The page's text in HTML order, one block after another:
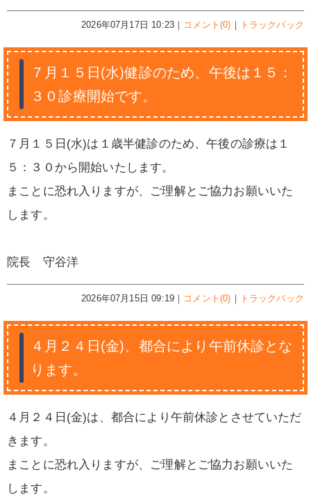
2026年07月17日 10:23｜ コメント(0) ｜ トラックバック
７月１５日(水)健診のため、午後は１５：
３０診療開始です。
７月１５日(水)は１歳半健診のため、午後の診療は１
５：３０から開始いたします。
まことに恐れ入りますが、ご理解とご協力お願いいた
します。
院長 守谷洋
2026年07月15日 09:19｜ コメント(0) ｜ トラックバック
４月２４日(金)、都合により午前休診とな
ります。
４月２４日(金)は、都合により午前休診とさせていただ
きます。
まことに恐れ入りますが、ご理解とご協力お願いいた
します。